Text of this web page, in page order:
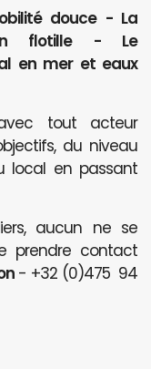
douce - La
flotille - Le
en mer et eaux
tout acteur
du niveau
local en passant
aucun ne se
prendre contact
- +32 (0)475 94